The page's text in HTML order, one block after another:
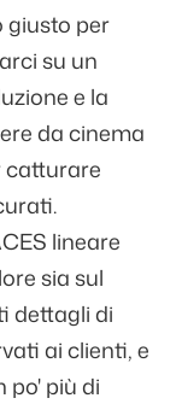
giusto per
su un
e la
da cinema
catturare
lineare
sia sul
dettagli di
ai clienti, e
po' più di